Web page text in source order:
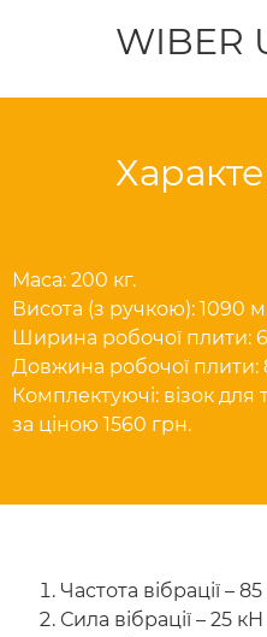
WIBER
Маса: 200 кг.
Висота (з ручкою): 1090
Ширина робочої плити:
Довжина робочої плити:
Комплектуючі: візок
за ціною 1560 грн.
Частота вібрації – 85
Сила вібрації – 25 кН